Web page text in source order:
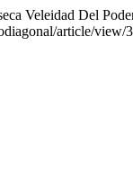
Veleidad Del
article/view/